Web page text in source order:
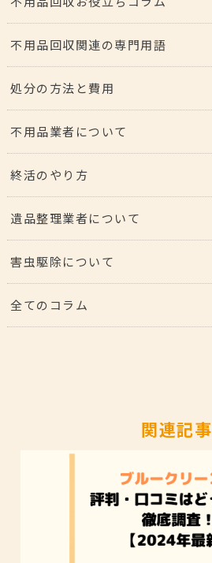
不用品回収関連の専門用語
処分の方法と費用
不用品業者について
終活のやり方
遺品整理業者について
害虫駆除について
全てのコラム
関連記事